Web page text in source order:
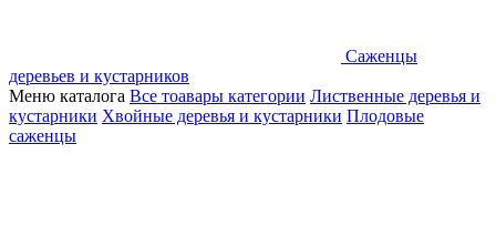
Саженцы
деревьев и кустарников
Меню каталога Все тоавары категории Лиственные деревья и
кустарники Хвойные деревья и кустарники Плодовые
саженцы